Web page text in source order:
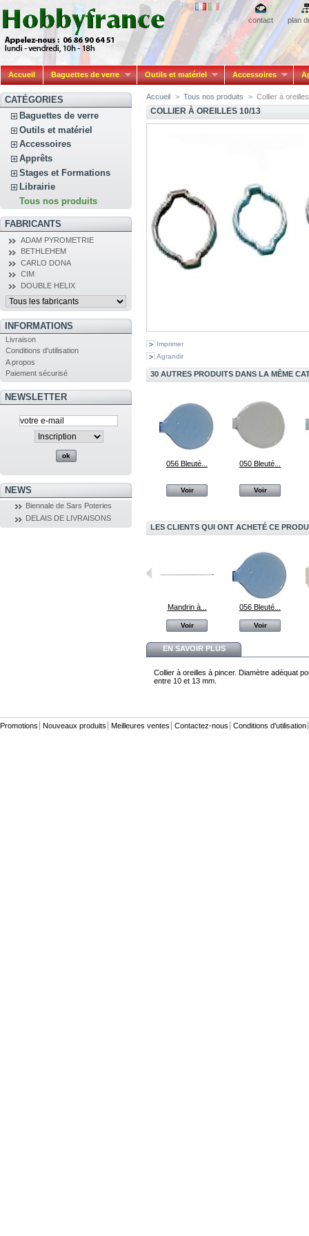
contact plan
Accueil Baguettes de verre Outils et matériel Accessoires
CATÉGORIES
Baguettes de verre
Outils et matériel
Accessoires
Apprêts
Stages et Formations
Librairie
Tous nos produits
FABRICANTS
ADAM PYROMETRIE
BETHLEHEM
CARLO DONA
CIM
DOUBLE HELIX
INFORMATIONS
Livraison
Conditions d'utilisation
A propos
Paiement sécurisé
NEWSLETTER
NEWS
Biennale de Sars Poteries
DELAIS DE LIVRAISONS
Accueil > Tous nos produits > Collier à
COLLIER À OREILLES 10/13
Imprimer
Agrandir
30 AUTRES PRODUITS DANS LA MÊME
056 Bleuté...
Voir
050 Bleuté...
Voir
LES CLIENTS QUI ONT ACHETÉ CE
Mandrin à...
Voir
056 Bleuté...
Voir
EN SAVOIR PLUS
Collier à oreilles à pincer. Diamètre adéquat
entre 10 et 13 mm.
Promotions Nouveaux produits Meilleures ventes Contactez-nous Conditions d'utilisation